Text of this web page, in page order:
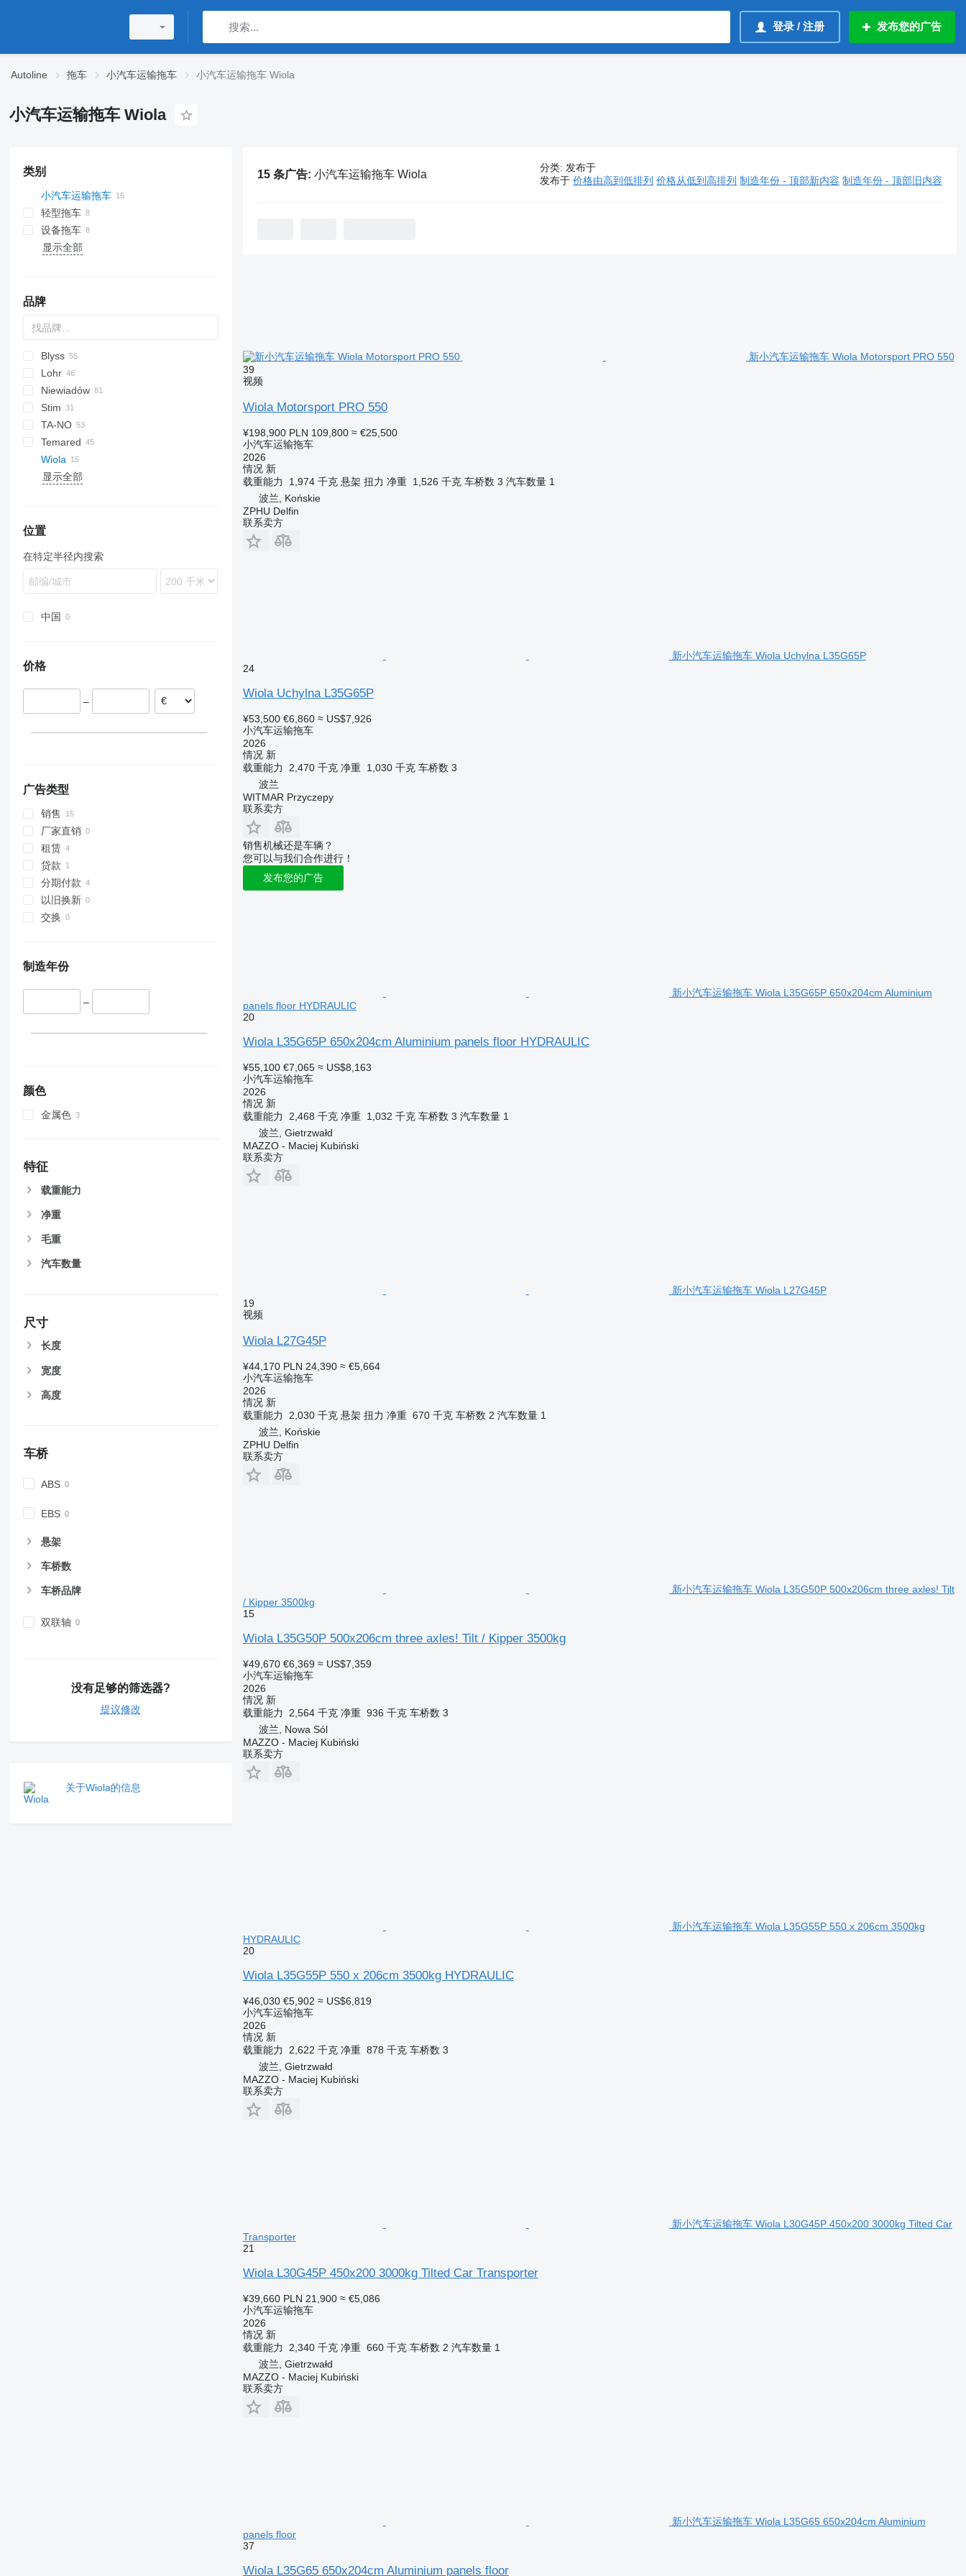
登录 / 注册 发布您的广告
Autoline 拖车 小汽车运输拖车 小汽车运输拖车 Wiola
小汽车运输拖车 Wiola
类别
小汽车运输拖车
轻型拖车
设备拖车
显示全部
品牌
Blyss
Jupiter
A Transporter
Race Transporter
T Transporter
Lohr
Eurolohr
Maxilohr
Niewiadów
N-series
Pegasus
Stim
TA-NO
Formula
Trio
Uno
Temared
Car Flat
Universal
Wiola
显示全部
位置
在特定半径内搜索
中国
价格
–
广告类型
销售
厂家直销
租赁
贷款
分期付款
以旧换新
交换
制造年份
–
颜色
金属色
特征
载重能力
净重
毛重
汽车数量
尺寸
长度
宽度
高度
车桥
ABS
EBS
悬架
车桥数
车桥品牌
双联轴
没有足够的筛选器?
提议修改
关于Wiola的信息
15 条广告: 小汽车运输拖车 Wiola
分类: 发布于
发布于 价格由高到低排列 价格从低到高排列 制造年份 - 顶部新内容 制造年份 - 顶部旧内容
新小汽车运输拖车 Wiola Motorsport PRO 550
39
视频
Wiola Motorsport PRO 550
¥198,900 PLN 109,800 ≈ €25,500
小汽车运输拖车
2026
情况新
载重能力
1,974 千克 悬架 扭力 净重 1,526 千克 车桥数 3 汽车数量 1
波兰, Końskie
ZPHU Delfin
联系卖方
新小汽车运输拖车 Wiola Uchylna L35G65P
24
Wiola Uchylna L35G65P
¥53,500 €6,860 ≈ US$7,926
小汽车运输拖车
2026
情况新
载重能力
2,470 千克 净重 1,030 千克 车桥数 3
波兰
WITMAR Przyczepy
联系卖方
销售机械还是车辆？
您可以与我们合作进行！
发布您的广告
新小汽车运输拖车 Wiola L35G65P 650x204cm Aluminium
panels floor HYDRAULIC
20
Wiola L35G65P 650x204cm Aluminium panels floor HYDRAULIC
¥55,100 €7,065 ≈ US$8,163
小汽车运输拖车
2026
情况新
载重能力
2,468 千克 净重 1,032 千克 车桥数 3 汽车数量 1
波兰, Gietrzwałd
MAZZO - Maciej Kubiński
联系卖方
新小汽车运输拖车 Wiola L27G45P
19
视频
Wiola L27G45P
¥44,170 PLN 24,390 ≈ €5,664
小汽车运输拖车
2026
情况新
载重能力
2,030 千克 悬架 扭力 净重 670 千克 车桥数 2 汽车数量 1
波兰, Końskie
ZPHU Delfin
联系卖方
新小汽车运输拖车 Wiola L35G50P 500x206cm three axles! Tilt
/ Kipper 3500kg
15
Wiola L35G50P 500x206cm three axles! Tilt / Kipper 3500kg
¥49,670 €6,369 ≈ US$7,359
小汽车运输拖车
2026
情况新
载重能力
2,564 千克 净重 936 千克 车桥数 3
波兰, Nowa Sól
MAZZO - Maciej Kubiński
联系卖方
新小汽车运输拖车 Wiola L35G55P 550 x 206cm 3500kg
HYDRAULIC
20
Wiola L35G55P 550 x 206cm 3500kg HYDRAULIC
¥46,030 €5,902 ≈ US$6,819
小汽车运输拖车
2026
情况新
载重能力
2,622 千克 净重 878 千克 车桥数 3
波兰, Gietrzwałd
MAZZO - Maciej Kubiński
联系卖方
新小汽车运输拖车 Wiola L30G45P 450x200 3000kg Tilted Car
Transporter
21
Wiola L30G45P 450x200 3000kg Tilted Car Transporter
¥39,660 PLN 21,900 ≈ €5,086
小汽车运输拖车
2026
情况新
载重能力
2,340 千克 净重 660 千克 车桥数 2 汽车数量 1
波兰, Gietrzwałd
MAZZO - Maciej Kubiński
联系卖方
新小汽车运输拖车 Wiola L35G65 650x204cm Aluminium
panels floor
37
Wiola L35G65 650x204cm Aluminium panels floor